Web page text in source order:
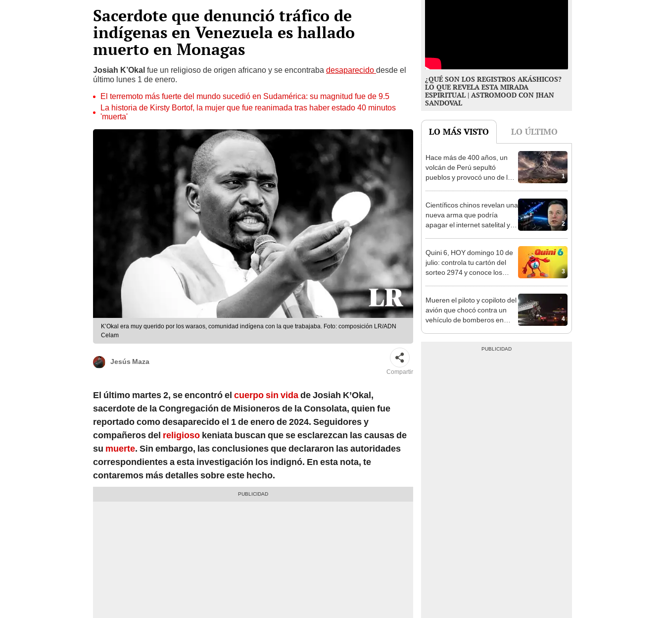
Sacerdote que denunció tráfico de
indígenas en Venezuela es hallado
muerto en Monagas
Josiah K’Okal fue un religioso de origen africano y se encontraba desaparecido desde el
último lunes 1 de enero.
El terremoto más fuerte del mundo sucedió en Sudamérica: su magnitud fue de 9.5
La historia de Kirsty Bortof, la mujer que fue reanimada tras haber estado 40 minutos
'muerta'
K’Okal era muy querido por los waraos, comunidad indígena con la que trabajaba. Foto: composición LR/ADN
Celam
Jesús Maza
Compartir
El último martes 2, se encontró el cuerpo sin vidade Josiah K’Okal,
sacerdote de la Congregación de Misioneros de la Consolata, quien fue
reportado como desaparecido el 1 de enero de 2024. Seguidores y
compañeros del religioso keniata buscan que se esclarezcan las causas de
su muerte. Sin embargo, las conclusiones que declararon las autoridades
correspondientes a esta investigación los indignó. En esta nota, te
contaremos más detalles sobre este hecho.
¿QUÉ SON LOS REGISTROS AKÁSHICOS?
LO QUE REVELA ESTA MIRADA
ESPIRITUAL | ASTROMOOD CON JHAN
SANDOVAL
LO MÁS VISTO LO ÚLTIMO
1
Hace más de 400 años, un
volcán de Perú sepultó
pueblos y provocó uno de los
2
Científicos chinos revelan una
nueva arma que podría
apagar el internet satelital y
3
Quini 6, HOY domingo 10 de
julio: controla tu cartón del
sorteo 2974 y conoce los
4
Mueren el piloto y copiloto del
avión que chocó contra un
vehículo de bomberos en